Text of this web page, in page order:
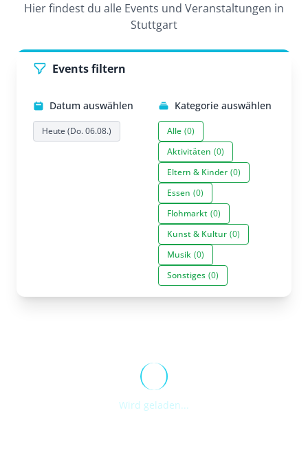
Hier findest du alle Events und Veranstaltungen in
Stuttgart
Events filtern
Datum auswählen
Heute (Do. 06.08.)
Kategorie auswählen
Alle (0)
Aktivitäten (0)
Eltern & Kinder (0)
Essen (0)
Flohmarkt (0)
Kunst & Kultur (0)
Musik (0)
Sonstiges (0)
Wird geladen...